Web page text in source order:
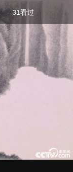
31看过